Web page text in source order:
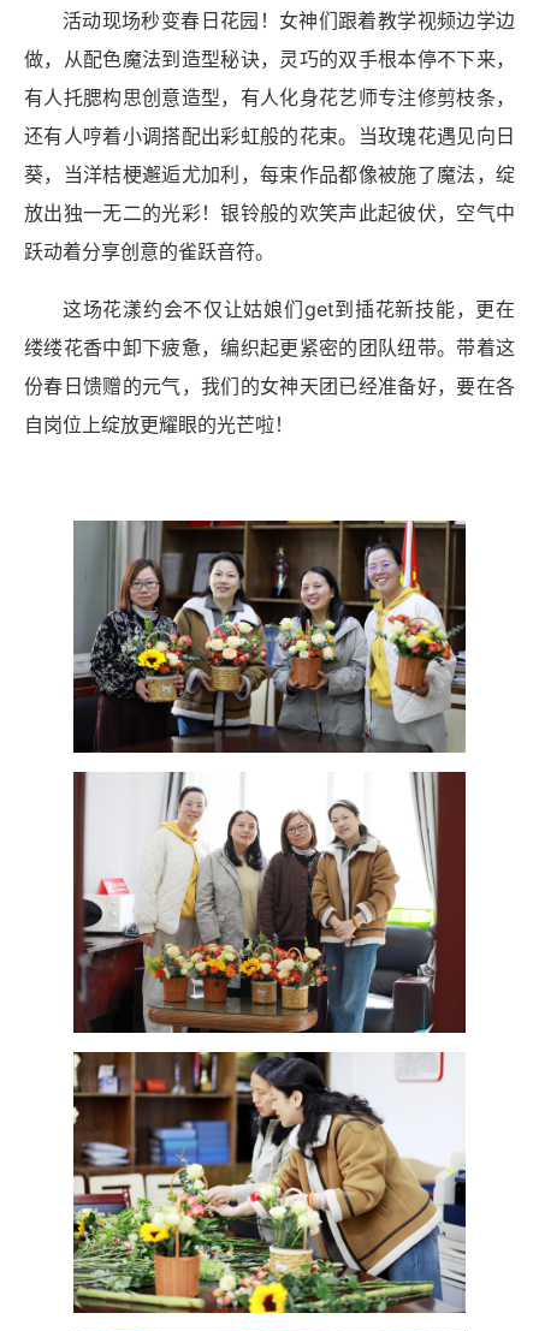
活动现场秒变春日花园！女神们跟着教学视频边学边
做，从配色魔法到造型秘诀，灵巧的双手根本停不下来，
有人托腮构思创意造型，有人化身花艺师专注修剪枝条，
还有人哼着小调搭配出彩虹般的花束。当玫瑰花遇见向日
葵，当洋桔梗邂逅尤加利，每束作品都像被施了魔法，绽
放出独一无二的光彩！银铃般的欢笑声此起彼伏，空气中
跃动着分享创意的雀跃音符。
这场花漾约会不仅让姑娘们get到插花新技能，更在
缕缕花香中卸下疲惫，编织起更紧密的团队纽带。带着这
份春日馈赠的元气，我们的女神天团已经准备好，要在各
自岗位上绽放更耀眼的光芒啦！